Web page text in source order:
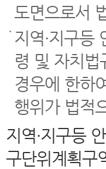
도면으로서
지역·지구등
령 및 자치
경우에 한하
행위가 법적
지역·지구등
구단위계획구